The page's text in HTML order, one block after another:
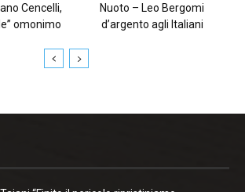
Cencelli,
omonimo
Nuoto – Leo Bergomi
d’argento agli Italiani